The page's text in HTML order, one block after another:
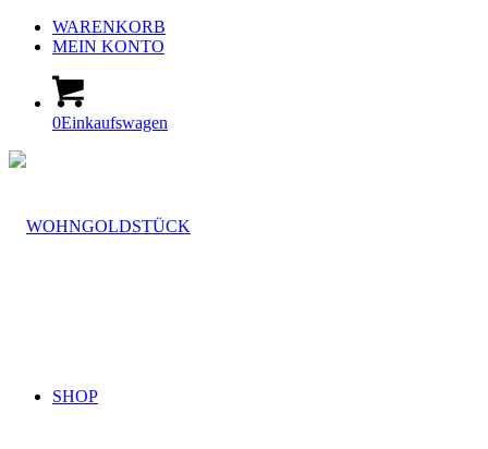
WARENKORB
MEIN KONTO
0Einkaufswagen
SHOP